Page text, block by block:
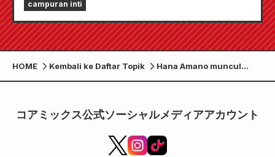
bundar. Ilustrasi asli yang digambar untuk
pameran akan dirilis .
campuran inti
HOME Kembali ke Daftar Topik
Hana Amano muncul
コアミックス公式ソーシャルメディアアカウント